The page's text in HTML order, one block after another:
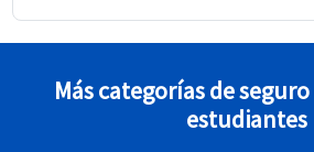
Más categorías de
estudiantes